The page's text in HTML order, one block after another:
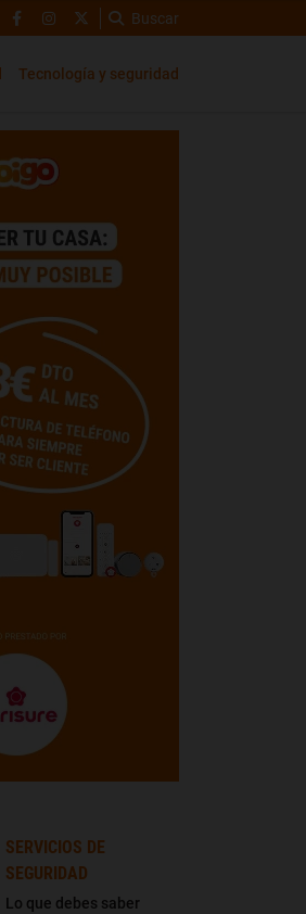
Buscar
Tecnología y seguridad
SERVICIOS DE
SEGURIDAD
Lo que debes saber